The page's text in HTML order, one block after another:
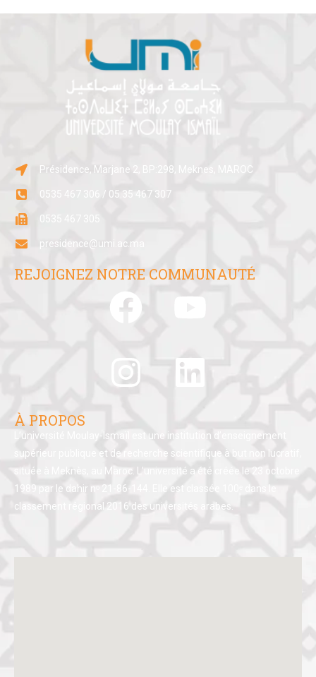
Présidence, Marjane 2, BP:298, Meknes, MAROC
0535 467 306 / 05 35 467 307
0535 467 305
presidence@umi.ac.ma
REJOIGNEZ NOTRE COMMUNAUTÉ
À PROPOS
L’université Moulay-Ismaïl est une institution d’enseignement
supérieur publique et de recherche scientifique à but non lucratif,
située à Meknès, au Maroc. L’université a été créée le 23 octobre
1989 par le dahir nᵒ 21-86-144. Elle est classée 100ᵉ dans le
classement régional 2016 des universités arabes.